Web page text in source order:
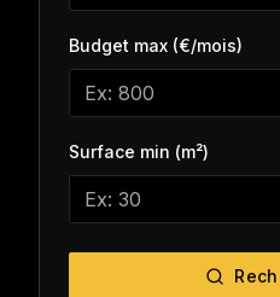
Budget max (€/mois)
Surface min (m²)